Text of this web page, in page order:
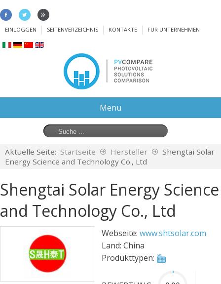
EINLOGGEN SEITENVERZEICHNIS KONTAKTE FÜR UNTERNEHMEN
Menu
Aktuelle Seite: Startseite Hersteller
Shengtai Solar
Energy Science and Technology Co., Ltd
Shengtai Solar Energy Science
and Technology Co., Ltd
Webseite:www.shtsolar.com
Land:China
Produkttypen: